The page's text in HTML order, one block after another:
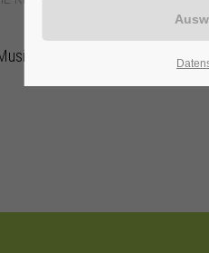
Getränken und Essen